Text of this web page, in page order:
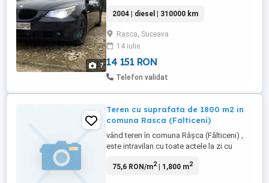
7
Panoramic * Pilot automat * Suspensie
spate pe perne de fabrica * Volan
multifunctional * Dublu climatronic *
Navigatie mare BMW Professional *
Magazie CD * Senzori parcare spate - ...
2004 | diesel | 310000 km
Rasca, Suceava
14 iulie
14 151 RON
Telefon validat
Teren cu suprafata de 1800 m2 in
comuna Rasca (Falticeni)
vând teren în comuna Râșca (Fălticeni) ,
este intravilan cu toate actele la zi cu
drept nu necesită lucrări de îndreptare,
75,6 RON/m2| 1,800 m2